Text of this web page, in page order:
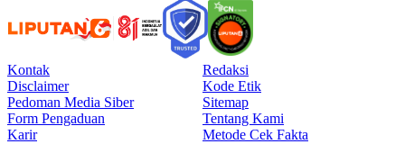
Kontak
Redaksi
Disclaimer
Kode Etik
Pedoman Media Siber
Sitemap
Form Pengaduan
Tentang Kami
Karir
Metode Cek Fakta